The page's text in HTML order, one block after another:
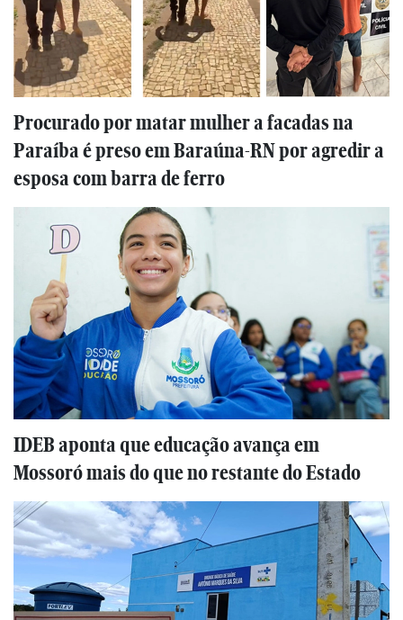
Procurado por matar mulher a facadas na
Paraíba é preso em Baraúna-RN por agredir a
esposa com barra de ferro
IDEB aponta que educação avança em
Mossoró mais do que no restante do Estado